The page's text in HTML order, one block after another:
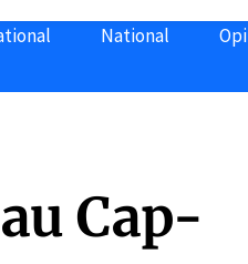
National
Cap-